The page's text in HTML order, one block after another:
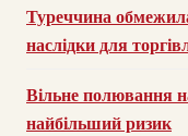
Туреччина
наслідки для
Вільне полювання
найбільший ризик